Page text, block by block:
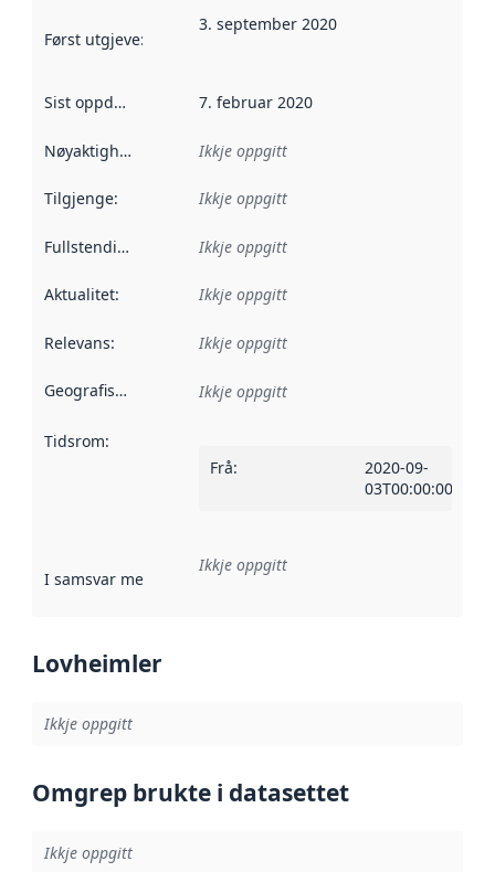
Først utgjeve: Denne datoen seier når dataa i dette
3. september 2020
Sist oppdatert 7. februar 2020
Nøyaktigheit Ikkje oppgitt
Tilgjenge: Ikkje oppgitt
Fullstendigheit Ikkje oppgitt
Aktualitet: Ikkje oppgitt
Relevans: Ikkje oppgitt
Geografisk område Ikkje oppgitt
Tidsrom:
Frå:
2020-09-
03T00:00:00Z
I samsvar med Referanse til ei implementeringsregel eller
Ikkje oppgitt
Lovheimler
Ikkje oppgitt
Omgrep brukte i datasettet
Ikkje oppgitt